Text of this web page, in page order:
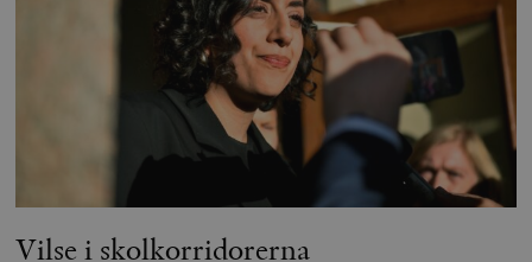
Vilse i skolkorridorerna